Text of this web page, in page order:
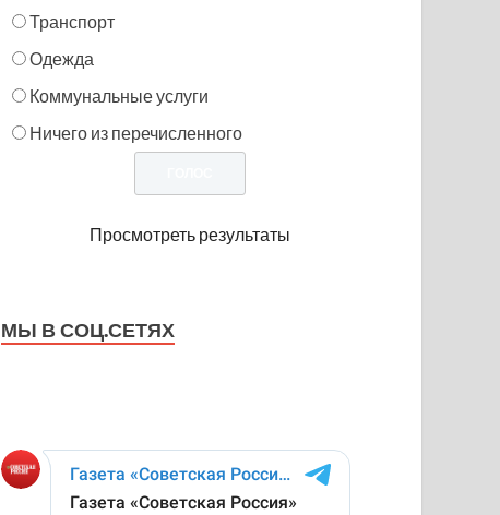
Транспорт
Одежда
Коммунальные услуги
Ничего из перечисленного
Просмотреть результаты
МЫ В СОЦ.СЕТЯХ